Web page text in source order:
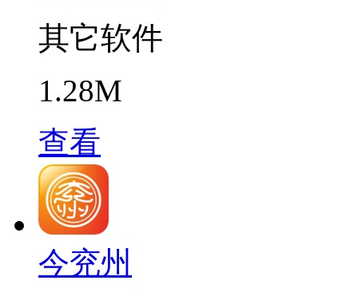
其它软件
1.28M
查看
今兖州